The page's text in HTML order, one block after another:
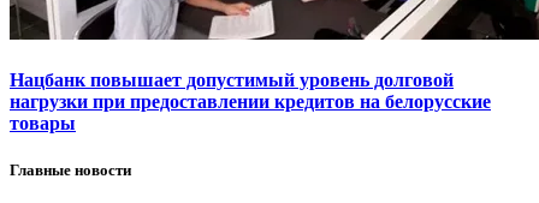
Нацбанк повышает допустимый уровень долговой
нагрузки при предоставлении кредитов на белорусские
товары
Главные новости